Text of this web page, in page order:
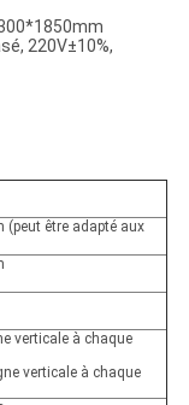
220V±10%,
être adapté aux
verticale à chaque
verticale à chaque